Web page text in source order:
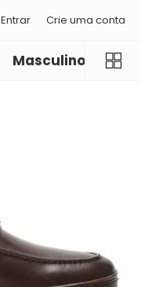
Entrar Crie uma conta
Masculino